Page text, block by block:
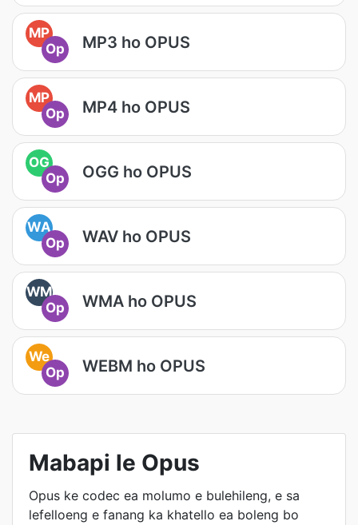
MP
Op
MP3 ho OPUS
MP
Op
MP4 ho OPUS
OG
Op
OGG ho OPUS
WA
Op
WAV ho OPUS
WM
Op
WMA ho OPUS
We
Op
WEBM ho OPUS
Mabapi le Opus
Opus ke codec ea molumo e bulehileng, e sa
lefelloeng e fanang ka khatello ea boleng bo